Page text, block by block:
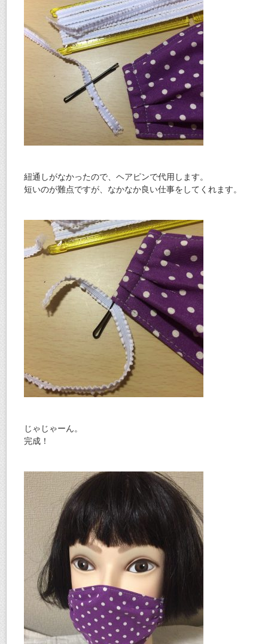
紐通しがなかったので、ヘアピンで代用します。
短いのが難点ですが、なかなか良い仕事をしてくれます。
じゃじゃーん。
完成！